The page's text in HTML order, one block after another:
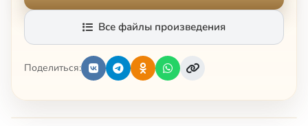
Все файлы произведения
Поделиться: